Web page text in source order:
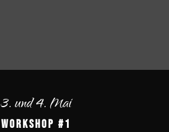
3. und 4. Mai
Workshop #1